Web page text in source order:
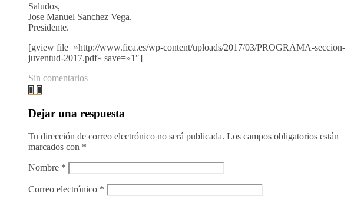
Saludos,
Jose Manuel Sanchez Vega.
Presidente.
[gview file=»http://www.fica.es/wp-content/uploads/2017/03/PROGRAMA-seccion-
juventud-2017.pdf» save=»1″]
Sin comentarios
Dejar una respuesta
Tu dirección de correo electrónico no será publicada. Los campos obligatorios están
marcados con *
Nombre *
Correo electrónico *